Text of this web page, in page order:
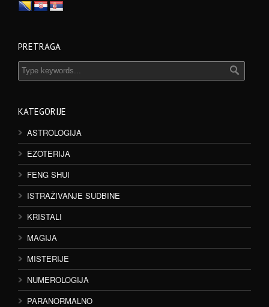
PRETRAGA
KATEGORIJE
ASTROLOGIJA
EZOTERIJA
FENG SHUI
ISTRAŽIVANJE SUDBINE
KRISTALI
MAGIJA
MISTERIJE
NUMEROLOGIJA
PARANORMALNO